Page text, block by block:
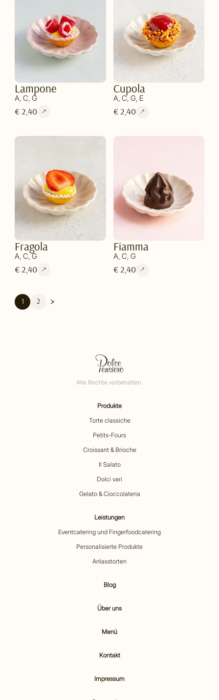
Lampone
A, C, G
€ 2,40
Cupola
A, C, G, E
€ 2,40
Fragola
A, C, G
€ 2,40
Fiamma
A, C, G
€ 2,40
1 2
Alle Rechte vorbehalten.
Produkte
Torte classiche
Petits-Fours
Croissant & Brioche
Il Salato
Dolci vari
Gelato & Cioccolateria
Leistungen
Eventcatering und Fingerfoodcatering
Personalisierte Produkte
Anlasstorten
Blog
Über uns
Menü
Kontakt
Impressum